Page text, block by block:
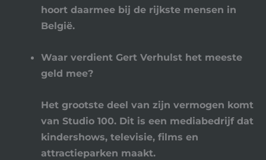
hoort daarmee bij de rijkste mensen in
België.
Waar verdient Gert Verhulst het meeste
geld mee?
Het grootste deel van zijn vermogen komt
vanStudio 100. Dit is een mediabedrijf dat
kindershows, televisie, films en
attractieparken maakt.